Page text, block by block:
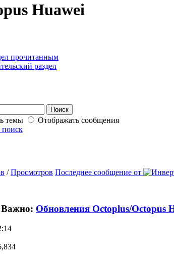
Huawei
прочитанным
раздел
темы
Отображать сообщения
/Просмотров Последнее сообщение от
Важно: Обновления Octoplus/Octopus